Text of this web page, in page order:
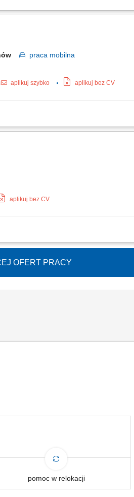
z zespołem budowlanym przy
praca mobilna
aplikuj szybko aplikuj bez CV
na minikoparki do pracy przy
aplikuj bez CV
Wykonywanie prac na terenie kopalni
OFERT PRACY
pomoc w relokacji